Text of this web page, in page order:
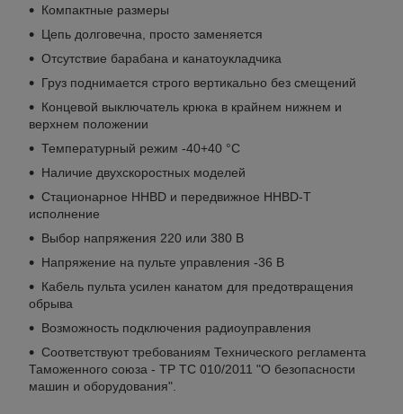
Компактные размеры
Цепь долговечна, просто заменяется
Отсутствие барабана и канатоукладчика
Груз поднимается строго вертикально без смещений
Концевой выключатель крюка в крайнем нижнем и
верхнем положении
Температурный режим -40+40 °C
Наличие двухскоростных моделей
Стационарное HHBD и передвижное HHBD-Т
исполнение
Выбор напряжения 220 или 380 В
Напряжение на пульте управления -36 В
Кабель пульта усилен канатом для предотвращения
обрыва
Возможность подключения радиоуправления
Соответствуют требованиям Технического регламента
Таможенного союза - ТР ТС 010/2011 "О безопасности
машин и оборудования".